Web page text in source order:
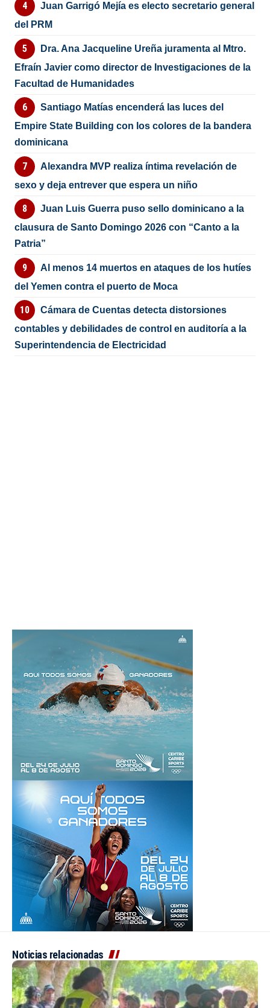
Juan Garrigó Mejía es electo secretario general
del PRM
Dra. Ana Jacqueline Ureña juramenta al Mtro.
Efraín Javier como director de Investigaciones de la
Facultad de Humanidades
Santiago Matías encenderá las luces del
Empire State Building con los colores de la bandera
dominicana
Alexandra MVP realiza íntima revelación de
sexo y deja entrever que espera un niño
Juan Luis Guerra puso sello dominicano a la
clausura de Santo Domingo 2026 con “Canto a la
Patria”
Al menos 14 muertos en ataques de los hutíes
del Yemen contra el puerto de Moca
Cámara de Cuentas detecta distorsiones
contables y debilidades de control en auditoría a la
Superintendencia de Electricidad
Noticias relacionadas